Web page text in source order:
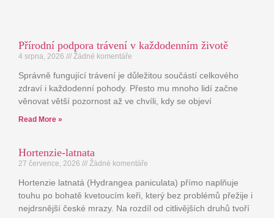
Přírodní podpora trávení v každodenním životě
4 srpna, 2026 Žádné komentáře
Správně fungující trávení je důležitou součástí celkového
zdraví i každodenní pohody. Přesto mu mnoho lidí začne
věnovat větší pozornost až ve chvíli, kdy se objeví
Read More »
Hortenzie-latnata
27 července, 2026 Žádné komentáře
Hortenzie latnatá (Hydrangea paniculata) přímo naplňuje
touhu po bohatě kvetoucím keři, který bez problémů přežije i
nejdrsnější české mrazy. Na rozdíl od citlivějších druhů tvoří